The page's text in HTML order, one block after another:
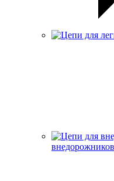
внедорожников